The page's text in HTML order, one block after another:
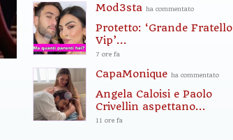
Mod3sta ha commentato
Protetto: ‘Grande Fratello
Vip’...
7 ore fa
CapaMonique ha commentato
Angela Caloisi e Paolo
Crivellin aspettano...
11 ore fa